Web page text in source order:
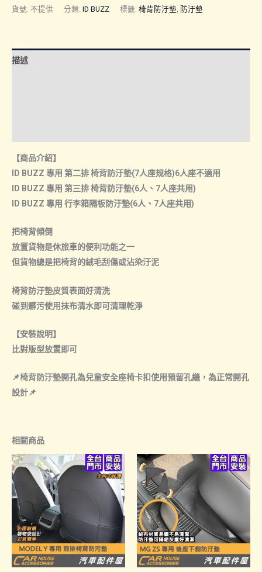
NT$699
到
｜
排
第
防
汙
墊
後
廂
物
架
防
數
量
貨號: 不提供 分類: ID BUZZ 標籤: 椅背防汙墊 防汙墊
描述
【商品介紹】
ID BUZZ 專用 第二排 椅背防汙墊(7人座規格)6人座不適用
ID BUZZ 專用 第三排 椅背防汙墊(6人、7人座共用)
ID BUZZ 專用 行李箱隔板防汙墊(6人、7人座共用)
把椅背傾倒
放置貨物是休旅車的便利功能之一
但貨物總是把椅背的絨毛刮傷或沾染汙泥
椅背防汙墊皮質表面好清洗
碰到髒污使用抹布清水即可清理乾淨
【安裝說明】
比對版型放置即可
📌椅背防汙墊開孔為兒童安全座椅卡扣使用預留孔縫，為正常開孔
設計📌
相關商品